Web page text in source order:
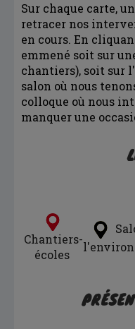
Sur chaque carte,
retracer nos
en cours. En
emmené soit sur
chantiers), soit sur
salon où nous
colloque où nous
manquer une
Chantiers-
écoles